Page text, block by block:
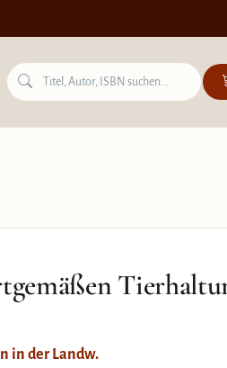
in der Landw.